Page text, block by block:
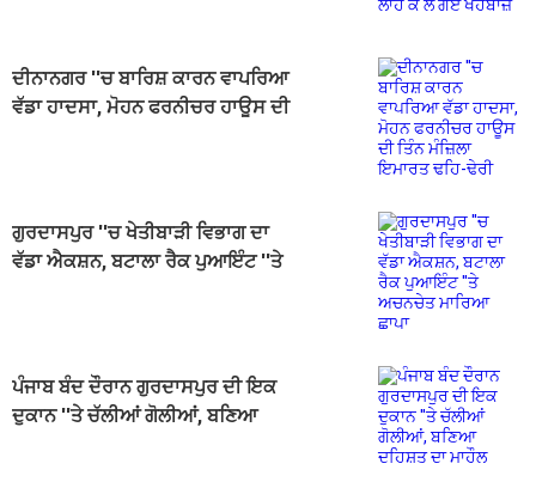
ਦੀਨਾਨਗਰ ''ਚ ਬਾਰਿਸ਼ ਕਾਰਨ ਵਾਪਰਿਆ
ਵੱਡਾ ਹਾਦਸਾ, ਮੋਹਨ ਫਰਨੀਚਰ ਹਾਊਸ ਦੀ
ਗੁਰਦਾਸਪੁਰ ''ਚ ਖੇਤੀਬਾੜੀ ਵਿਭਾਗ ਦਾ
ਵੱਡਾ ਐਕਸ਼ਨ, ਬਟਾਲਾ ਰੈਕ ਪੁਆਇੰਟ ''ਤੇ
ਪੰਜਾਬ ਬੰਦ ਦੌਰਾਨ ਗੁਰਦਾਸਪੁਰ ਦੀ ਇਕ
ਦੁਕਾਨ ''ਤੇ ਚੱਲੀਆਂ ਗੋਲੀਆਂ, ਬਣਿਆ